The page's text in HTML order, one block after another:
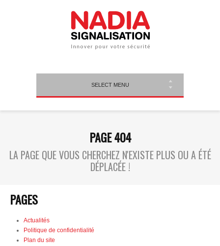
SELECT MENU
PAGE 404
LA PAGE QUE VOUS CHERCHEZ N'EXISTE PLUS OU A ÉTÉ
DÉPLACÉE !
PAGES
Actualités
Politique de confidentialité
Plan du site